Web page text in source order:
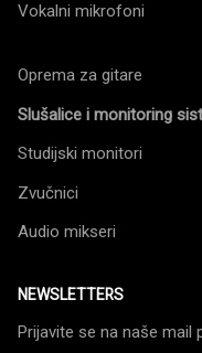
Vokalni mikrofoni
Oprema za gitare
Slušalice i monitoring
Studijski monitori
Zvučnici
Audio mikseri
NEWSLETTERS
Prijavite se na naše mail